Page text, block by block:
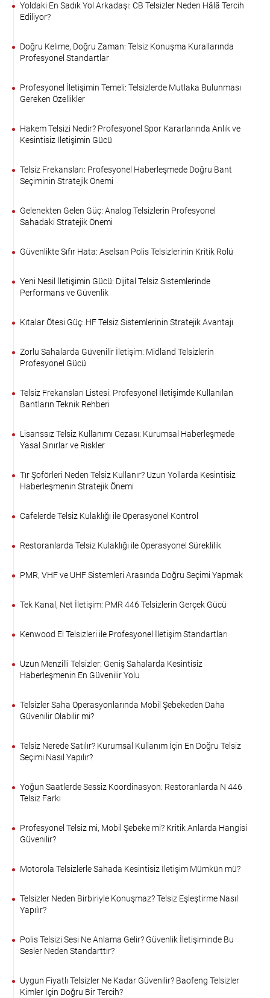
Yoldaki En Sadık Yol Arkadaşı: CB Telsizler Neden Hâlâ Tercih
Ediliyor?
Doğru Kelime, Doğru Zaman: Telsiz Konuşma Kurallarında
Profesyonel Standartlar
Profesyonel İletişimin Temeli: Telsizlerde Mutlaka Bulunması
Gereken Özellikler
Hakem Telsizi Nedir? Profesyonel Spor Kararlarında Anlık ve
Kesintisiz İletişimin Gücü
Telsiz Frekansları: Profesyonel Haberleşmede Doğru Bant
Seçiminin Stratejik Önemi
Gelenekten Gelen Güç: Analog Telsizlerin Profesyonel
Sahadaki Stratejik Önemi
Güvenlikte Sıfır Hata: Aselsan Polis Telsizlerinin Kritik Rolü
Yeni Nesil İletişimin Gücü: Dijital Telsiz Sistemlerinde
Performans ve Güvenlik
Kıtalar Ötesi Güç: HF Telsiz Sistemlerinin Stratejik Avantajı
Zorlu Sahalarda Güvenilir İletişim: Midland Telsizlerin
Profesyonel Gücü
Telsiz Frekansları Listesi: Profesyonel İletişimde Kullanılan
Bantların Teknik Rehberi
Lisanssız Telsiz Kullanımı Cezası: Kurumsal Haberleşmede
Yasal Sınırlar ve Riskler
Tır Şoförleri Neden Telsiz Kullanır? Uzun Yollarda Kesintisiz
Haberleşmenin Stratejik Önemi
Cafelerde Telsiz Kulaklığı ile Operasyonel Kontrol
Restoranlarda Telsiz Kulaklığı ile Operasyonel Süreklilik
PMR, VHF ve UHF Sistemleri Arasında Doğru Seçimi Yapmak
Tek Kanal, Net İletişim: PMR 446 Telsizlerin Gerçek Gücü
Kenwood El Telsizleri ile Profesyonel İletişim Standartları
Uzun Menzilli Telsizler: Geniş Sahalarda Kesintisiz
Haberleşmenin En Güvenilir Yolu
Telsizler Saha Operasyonlarında Mobil Şebekeden Daha
Güvenilir Olabilir mi?
Telsiz Nerede Satılır? Kurumsal Kullanım İçin En Doğru Telsiz
Seçimi Nasıl Yapılır?
Yoğun Saatlerde Sessiz Koordinasyon: Restoranlarda N 446
Telsiz Farkı
Profesyonel Telsiz mi, Mobil Şebeke mi? Kritik Anlarda Hangisi
Güvenilir?
Motorola Telsizlerle Sahada Kesintisiz İletişim Mümkün mü?
Telsizler Neden Birbiriyle Konuşmaz? Telsiz Eşleştirme Nasıl
Yapılır?
Polis Telsizi Sesi Ne Anlama Gelir? Güvenlik İletişiminde Bu
Sesler Neden Standarttır?
Uygun Fiyatlı Telsizler Ne Kadar Güvenilir? Baofeng Telsizler
Kimler İçin Doğru Bir Tercih?